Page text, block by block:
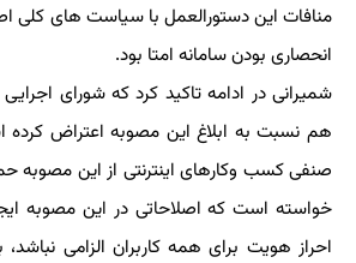
انحصاری بودن سامانه امتا بود.
شمیرانی در ادامه تاکید کرد که شورای
هم نسبت به ابلاغ این مصوبه اعتراض
صنفی کسب وکارهای اینترنتی از این مصوبه
خواسته است که اصلاحاتی در این مصوبه
احراز هویت برای همه کاربران الزامی